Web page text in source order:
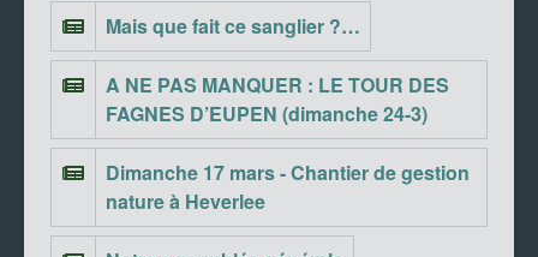
Mais que fait ce sanglier ?…
A NE PAS MANQUER : LE TOUR DES
FAGNES D’EUPEN (dimanche 24-3)
Dimanche 17 mars - Chantier de gestion
nature à Heverlee